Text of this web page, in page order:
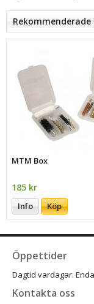
MTM Box
185 kr
Info Köp
Öppettider
Dagtid vardagar.
Kontakta oss